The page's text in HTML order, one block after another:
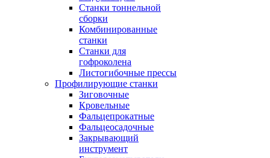
Станки тоннельной
сборки
Комбинированные
станки
Станки для
гофроколена
Листогибочные прессы
Профилирующие станки
Зиговочные
Кровельные
Фальцепрокатные
Фальцеосадочные
Закрывающий
инструмент